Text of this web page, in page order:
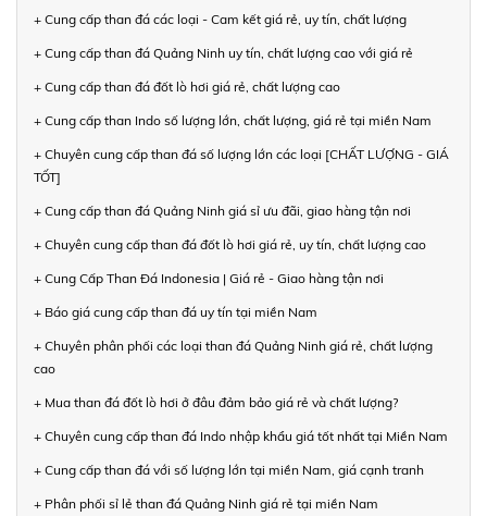
+ Cung cấp than đá các loại - Cam kết giá rẻ, uy tín, chất lượng
+ Cung cấp than đá Quảng Ninh uy tín, chất lượng cao với giá rẻ
+ Cung cấp than đá đốt lò hơi giá rẻ, chất lượng cao
+ Cung cấp than Indo số lượng lớn, chất lượng, giá rẻ tại miền Nam
+ Chuyên cung cấp than đá số lượng lớn các loại [CHẤT LƯỢNG - GIÁ
TỐT]
+ Cung cấp than đá Quảng Ninh giá sỉ ưu đãi, giao hàng tận nơi
+ Chuyên cung cấp than đá đốt lò hơi giá rẻ, uy tín, chất lượng cao
+ Cung Cấp Than Đá Indonesia | Giá rẻ - Giao hàng tận nơi
+ Báo giá cung cấp than đá uy tín tại miền Nam
+ Chuyên phân phối các loại than đá Quảng Ninh giá rẻ, chất lượng
cao
+ Mua than đá đốt lò hơi ở đâu đảm bảo giá rẻ và chất lượng?
+ Chuyên cung cấp than đá Indo nhập khẩu giá tốt nhất tại Miền Nam
+ Cung cấp than đá với số lượng lớn tại miền Nam, giá cạnh tranh
+ Phân phối sỉ lẻ than đá Quảng Ninh giá rẻ tại miền Nam